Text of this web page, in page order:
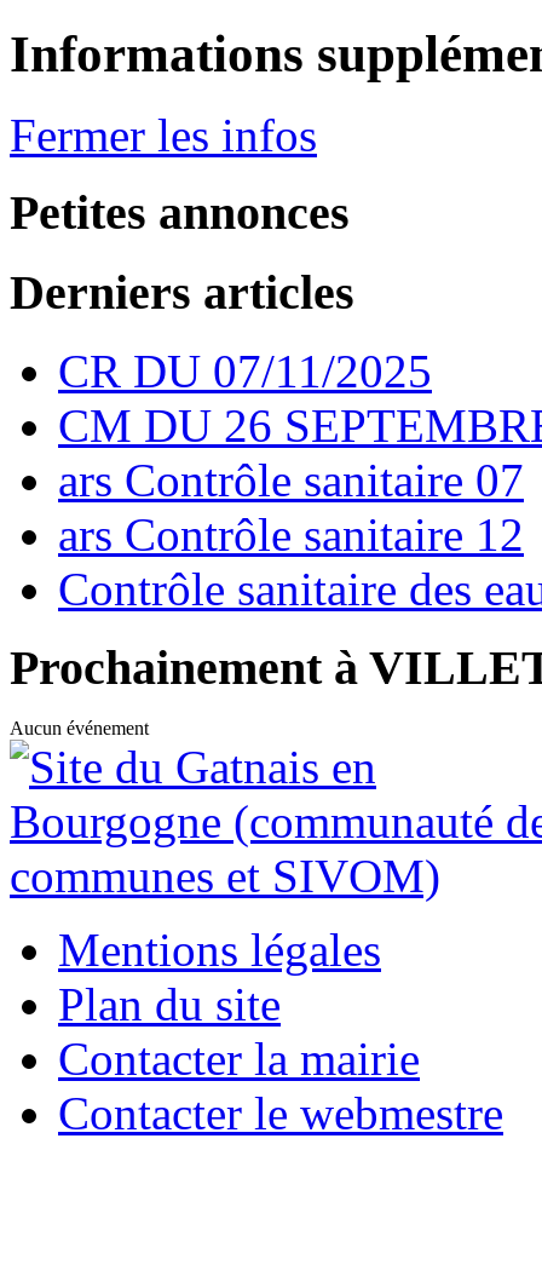
Informations
Fermer les infos
Petites annonces
Derniers articles
CR DU 07/11/2025
CM DU 26
ars Contrôle sanitaire 07
ars Contrôle sanitaire 12
Contrôle sanitaire des
Prochainement à
Aucun événement
Mentions légales
Plan du site
Contacter la mairie
Contacter le webmestre